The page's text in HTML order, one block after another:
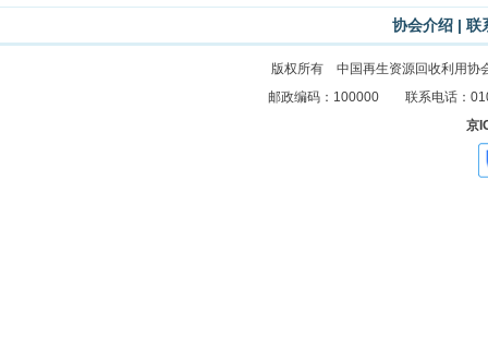
协会介绍 | 联
版权所有 中国再生资源回收利用
邮政编码：100000 联系电话：
京